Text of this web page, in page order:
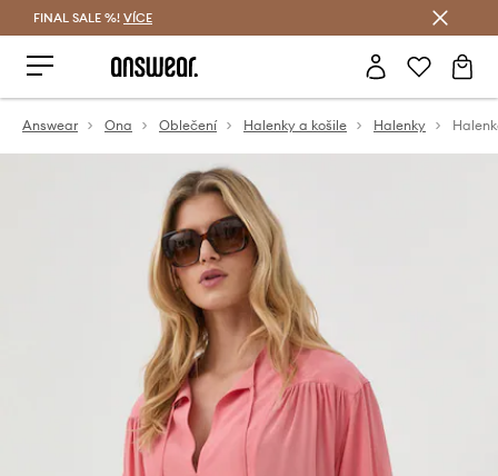
FINAL SALE %! VÍCE
Answear Ona Oblečení Halenky a košile Halenky